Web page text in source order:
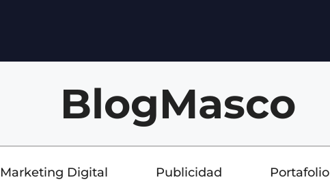
BlogMasco
Marketing Digital Publicidad Portafolio